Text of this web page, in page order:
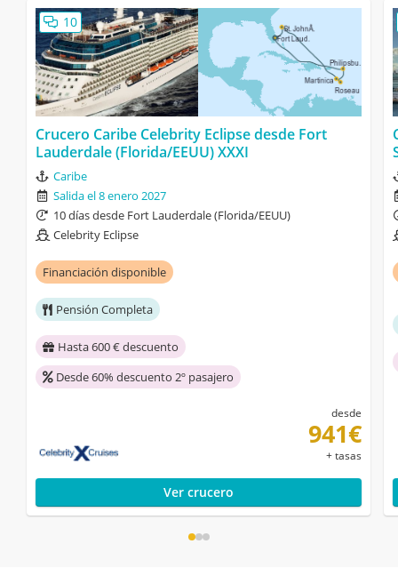
10
Crucero Caribe Celebrity Eclipse desde Fort
Lauderdale (Florida/EEUU) XXXI
Caribe
Salida el 8 enero 2027
10 días desde Fort Lauderdale (Florida/EEUU)
Celebrity Eclipse
Financiación disponible
Pensión Completa
Hasta 600 € descuento
Desde 60% descuento 2º pasajero
desde
941€
+ tasas
Ver crucero